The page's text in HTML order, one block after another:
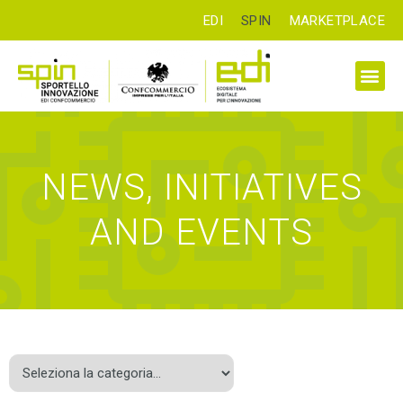
EDI SPIN MARKETPLACE
NEWS, INITIATIVES
AND EVENTS